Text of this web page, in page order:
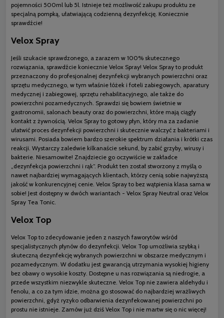
pojemności 500ml lub 5l. Istnieje też możliwość zakupu produktu ze
specjalną pompką, ułatwiającą codzienną dezynfekcję. Koniecznie
sprawdźcie!
Velox Spray
Jeśli szukacie sprawdzonego, a zarazem w 100% skutecznego
rozwiązania, sprawdźcie koniecznie Velox Spray! Velox Spray to produkt
przeznaczony do profesjonalnej dezynfekcji wybranych powierzchni oraz
sprzętu medycznego, w tym właśnie łóżek i foteli zabiegowych, aparatury
medycznej i zabiegowej, sprzętu rehabilitacyjnego, ale także do
powierzchni pozamedycznych. Sprawdzi się bowiem świetnie w
gastronomii, salonach beauty oraz do powierzchni, które mają ciągły
kontakt z żywnością. Velox Spray to gotowy płyn, który ma za zadanie
ułatwić proces dezynfekcji powierzchni i skutecznie walczyć z bakteriami i
wirusami. Posiada bowiem bardzo szerokie spektrum działania i krótki czas
reakcji. Wystarczy zaledwie kilkanaście sekund, by zabić grzyby, wirusy i
bakterie. Niesamowite! Znajdziecie go oczywiście w zakładce
„dezynfekcja powierzchni i rąk”. Produkt ten został stworzony z myślą o
nawet najbardziej wymagających klientach, którzy cenią sobie najwyższą
jakość w konkurencyjnej cenie. Velox Spray to bez wątpienia klasa sama w
sobie! Jest dostępny w dwóch wariantach - Velox Spray Neutral oraz Velox
Spray Tea Tonic.
Velox Top
Velox Top to zdecydowanie jeden z naszych faworytów wśród
specjalistycznych płynów do dezynfekcji. Velox Top umożliwia szybką i
skuteczną dezynfekcję wybranych powierzchni w obszarze medycznym i
pozamedycznym. W dodatku jest gwarancją utrzymania wysokiej higieny
bez obawy o wysokie koszty. Dostępne u nas rozwiązania są niedrogie, a
przede wszystkim niezwykle skuteczne. Velox Top nie zawiera aldehydu i
fenolu, a co za tym idzie, można go stosować do najbardziej wrażliwych
powierzchni, gdyż ryzyko odbarwienia dezynfekowanej powierzchni po
prostu nie istnieje. Zamów już dziś Velox Top i nie martw się o nic więcej!